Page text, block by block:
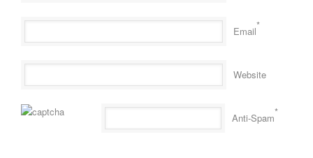
Email*
Website
Anti-Spam*